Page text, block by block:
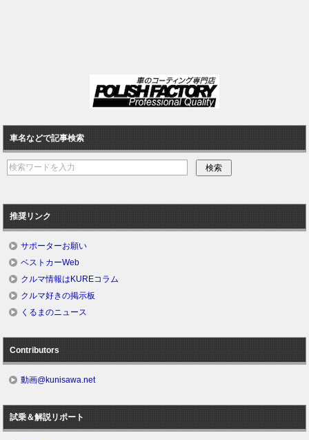
車名などで記事検索
推奨リンク
サポーターお願い
ベストカーWeb
クルマ情報はKUREコラム
クルマ好きの掲示板
くるまのニュース
Contributors
動画@kunisawa.net
試乗＆解説リポート